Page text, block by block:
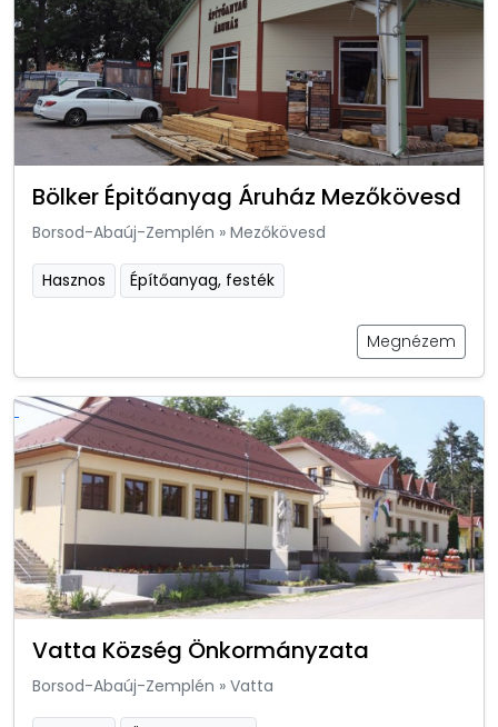
Bölker Épitőanyag Áruház Mezőkövesd
Borsod-Abaúj-Zemplén » Mezőkövesd
Hasznos Építőanyag, festék
Megnézem
Vatta Község Önkormányzata
Borsod-Abaúj-Zemplén » Vatta